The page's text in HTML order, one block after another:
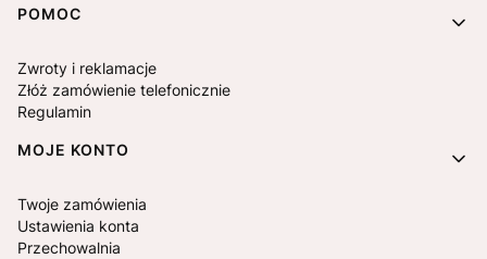
Linki w stopce
POMOC
Zwroty i reklamacje
Złóż zamówienie telefonicznie
Regulamin
MOJE KONTO
Twoje zamówienia
Ustawienia konta
Przechowalnia